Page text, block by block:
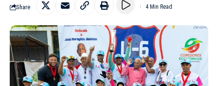
Share 4 Min Read